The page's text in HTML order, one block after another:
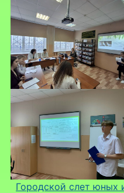
Городской слет юных